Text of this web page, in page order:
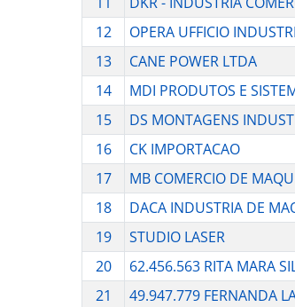
12
OPERA UFFICIO
13
CANE POWER LTDA
14
MDI PRODUTOS E
15
DS MONTAGENS
16
CK IMPORTACAO
17
MB COMERCIO DE
18
DACA INDUSTRIA DE
19
STUDIO LASER
20
62.456.563 RITA MARA
21
49.947.779 FERNANDA